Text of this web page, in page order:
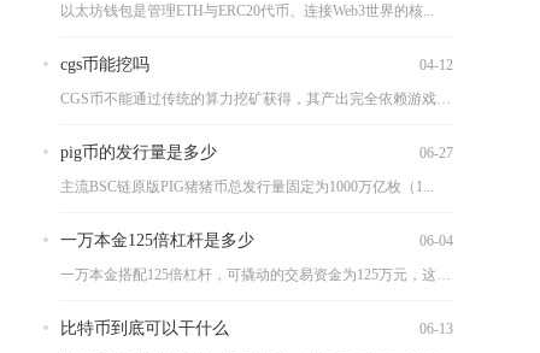
以太坊钱包是管理ETH与ERC20代币、连接Web3世界的核...
cgs币能挖吗 04-12
CGS币不能通过传统的算力挖矿获得，其产出完全依赖游戏内行为...
pig币的发行量是多少 06-27
主流BSC链原版PIG猪猪币总发行量固定为1000万亿枚（1...
一万本金125倍杠杆是多少 06-04
一万本金搭配125倍杠杆，可撬动的交易资金为125万元，这是...
比特币到底可以干什么 06-13